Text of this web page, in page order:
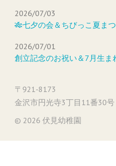
2026/07/03
🎋七夕の会＆ちびっこ夏ま
2026/07/01
創立記念のお祝い＆7月生
〒921-8173
金沢市円光寺3丁目11番30号
© 2026 伏見幼稚園